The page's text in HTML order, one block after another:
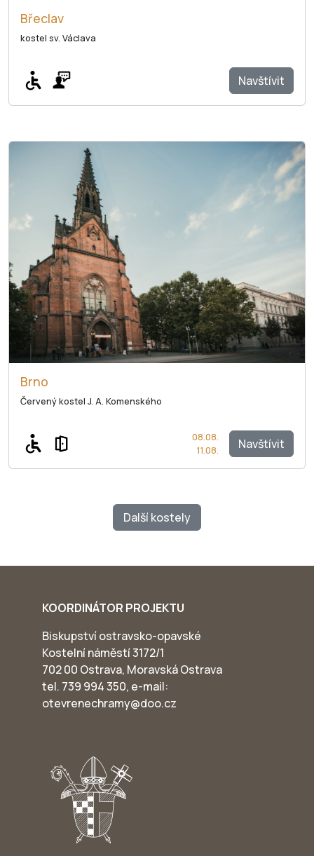
Břeclav
kostel sv. Václava
Navštívit
Brno
Červený kostel J. A. Komenského
Navštívit
08.08.
11.08.
Dalšíkostely
KOORDINÁTOR PROJEKTU
Biskupství ostravsko-opavské
Kostelní náměstí 3172/1
702 00 Ostrava, Moravská Ostrava
tel. 739 994 350, e-mail:
otevrenechramy@doo.cz